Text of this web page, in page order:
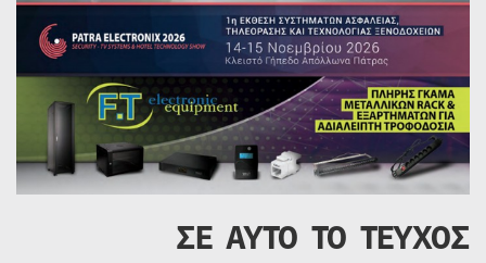
ΣΕ ΑΥΤΟ ΤΟ ΤΕΥΧΟΣ